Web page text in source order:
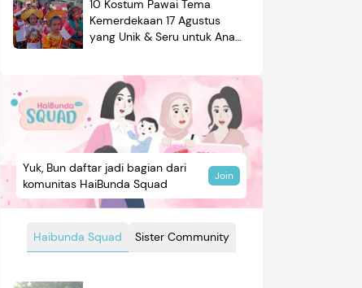
10 Kostum Pawai Tema
Kemerdekaan 17 Agustus
yang Unik & Seru untuk Anak
Haibunda Squad Sister Community
Yuk, Bun daftar jadi bagian dari
komunitas HaiBunda Squad
Join